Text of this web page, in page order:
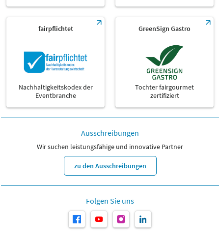
fairpflichtet
Nachhaltigkeitskodex der
Eventbranche
GreenSign Gastro
Tochter fairgourmet
zertifiziert
Ausschreibungen
Wir suchen leistungsfähige und innovative Partner
zu den Ausschreibungen
Folgen Sie uns